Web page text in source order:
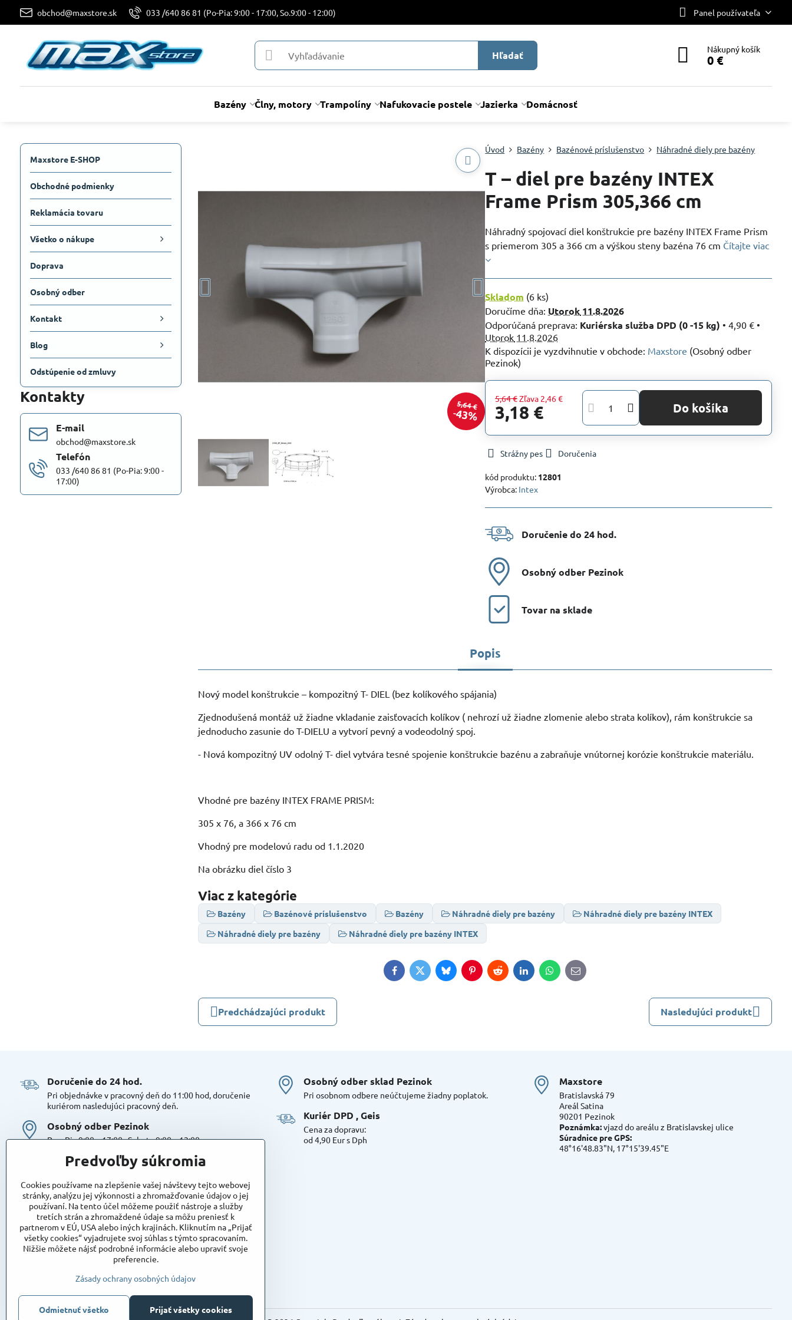
obchod@maxstore.sk 033 /640 86 81 (Po-Pia: 9:00 - 17:00, So.9:00 - 12:00) Panel používateľa
Hľadať Nákupný košík
0 €
Bazény Člny, motory Trampolíny Nafukovacie postele Jazierka Domácnosť
5,64 €
43%
Úvod Bazény Bazénové príslušenstvo Náhradné diely pre bazény
T – diel pre bazény INTEX
Frame Prism 305,366 cm
Náhradný spojovací diel konštrukcie pre bazény INTEX Frame Prism
s priemerom 305 a 366 cm a výškou steny bazéna 76 cm Čítajte viac
Skladom (6 ks)
Doručíme dňa: Utorok 11.8.2026
Kuriérska služba DPD (0 -15 kg) •4,90 € •
Utorok 11.8.2026
Maxstore (Osobný odber
Pezinok)
5,64 €Zľava 2,46 €
3,18 € Do košíka
Strážny pes Doručenia
kód produktu: 12801
Výrobca: Intex
Doručenie do 24 hod​.
Osobný odber Pezinok
Tovar na sklade
Popis
Nový model konštrukcie – kompozitný T- DIEL (bez kolíkového spájania)
Zjednodušená montáž už žiadne vkladanie zaisťovacích kolíkov ( nehrozí už žiadne zlomenie alebo strata kolíkov), rám konštrukcie sa
jednoducho zasunie do T-DIELU a vytvorí pevný a vodeodolný spoj.
- Nová kompozitný UV odolný T- diel vytvára tesné spojenie konštrukcie bazénu a zabraňuje vnútornej korózie konštrukcie materiálu.
Vhodné pre bazény INTEX FRAME PRISM:
305 x 76, a 366 x 76 cm
Vhodný pre modelovú radu od 1.1.2020
Na obrázku diel číslo 3
Viac z kategórie
Bazény Bazénové príslušenstvo Bazény Náhradné diely pre bazény
Náhradné diely pre bazény INTEX
Náhradné diely pre bazény
Náhradné diely pre bazény INTEX
FacebookTwitterBlueskyPinterestRedditLinkedInWhatsApp
E-
mail
Predchádzajúci produkt Nasledujúci produkt
Maxstore E-SHOP
Obchodné podmienky
Reklamácia tovaru
Všetko o nákupe
Doprava
Osobný odber
Kontakt
Blog
Odstúpenie od zmluvy
Kontakty
E-mail
obchod@maxstore.sk
Telefón
033 /640 86 81 (Po-Pia: 9:00 -
17:00)
Doručenie do 24 hod​.
Pri objednávke v pracovný deň do 11:00 hod, doručenie
kuriérom nasledujúci pracovný deň.
Osobný odber Pezinok
Po – Pia 9:00 – 17:00 , Sobota 9:00 – 12:00
bezplatné parkovanie, možnosť doplniť objednávku alebo
dokúpiť tovar na mieste. Odborné poradenstvo
Tovar na sklade:
Dostupnosť:Skladom
Takto označený tovar máme skutočne na sklade
pripravený k osobnému odberu, alebo na odoslanie!
Objednávky
Stav objednávky
Osobný odber sklad Pezinok
Pri osobnom odbere neúčtujeme žiadny poplatok.
Kuriér DPD , Geis
Cena za dopravu:
od 4,90 Eur s Dph
Maxstore
Bratislavská 79
Areál Satina
90201 Pezinok
Poznámka:vjazd do areálu z Bratislavskej ulice
Súradnice pre GPS:
48°16'48.83"N, 17°15'39.45"E
Predvoľby súkromia
Cookies používame na zlepšenie vašej návštevy tejto webovej
stránky, analýzu jej výkonnosti a zhromažďovanie údajov o jej
používaní. Na tento účel môžeme použiť nástroje a služby
tretích strán a zhromaždené údaje sa môžu preniesť k
partnerom v EÚ, USA alebo iných krajinách. Kliknutím na „Prijať
všetky cookies“ vyjadrujete svoj súhlas s týmto spracovaním.
Nižšie môžete nájsť podrobné informácie alebo upraviť svoje
preferencie.
Zásady ochrany osobných údajov
Prijať všetky cookies
Odmietnuť všetko